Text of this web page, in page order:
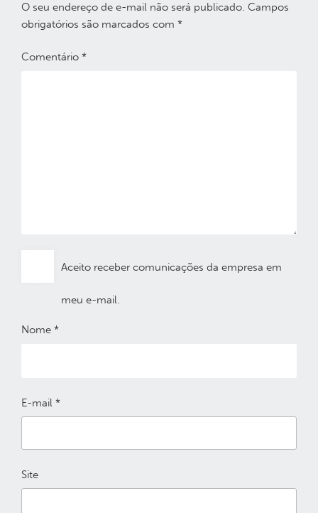
O seu endereço de e-mail não será publicado. Campos
obrigatórios são marcados com *
Comentário *
Aceito receber comunicações da empresa em
meu e-mail.
Nome *
E-mail *
Site